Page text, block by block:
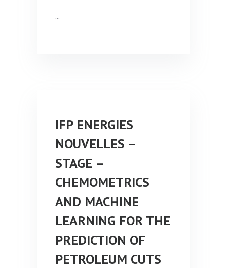
…
IFP ENERGIES
NOUVELLES –
STAGE –
CHEMOMETRICS
AND MACHINE
LEARNING FOR THE
PREDICTION OF
PETROLEUM CUTS